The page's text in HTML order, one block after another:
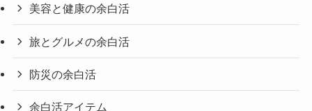
美容と健康の余白活
旅とグルメの余白活
防災の余白活
余白活アイテム